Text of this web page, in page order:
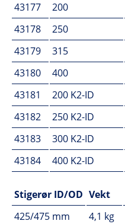
43177
200
43178
250
43179
315
43180
400
43181
200 K2-ID
43182
250 K2-ID
43183
300 K2-ID
43184
400 K2-ID
Stigerør ID/OD Vekt
425/475 mm
4,1 kg